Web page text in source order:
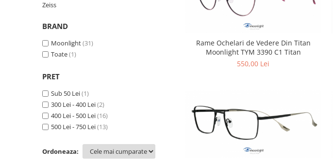
Emporio Armani
Zeiss
BRAND
Moonlight(31)
Toate(1)
PRET
Sub 50 Lei(1)
300 Lei - 400 Lei(2)
400 Lei - 500 Lei(16)
500 Lei - 750 Lei(13)
Ordoneaza:
Rame Ochelari de Vedere Din Titan
Moonlight TYM 3390 C1 Titan
550,00 Lei